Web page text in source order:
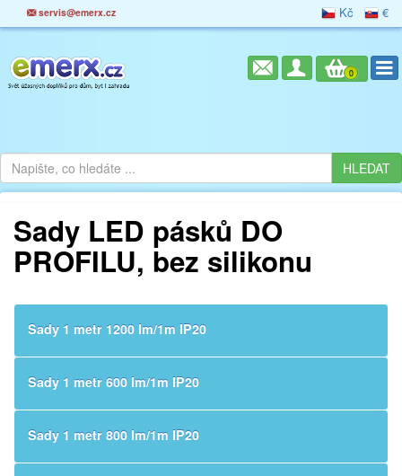
servis@emerx.cz Kč €
0
Sady LED pásků DO
PROFILU, bez silikonu
Sady 1 metr 1200 lm/1m IP20
Sady 1 metr 600 lm/1m IP20
Sady 1 metr 800 lm/1m IP20